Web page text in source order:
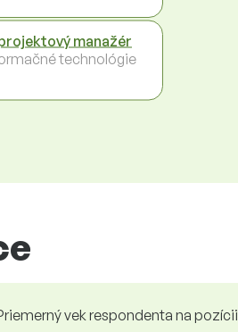
manažér
technológie
vek respondenta na pozícii